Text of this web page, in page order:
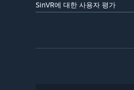
SinVR에 대한 사용자 평가